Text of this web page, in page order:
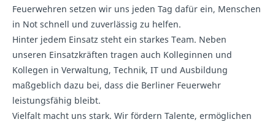
Feuerwehren setzen wir uns jeden Tag dafür ein, Menschen
in Not schnell und zuverlässig zu helfen.
Hinter jedem Einsatz steht ein starkes Team. Neben
unseren Einsatzkräften tragen auch Kolleginnen und
Kollegen in Verwaltung, Technik, IT und Ausbildung
maßgeblich dazu bei, dass die Berliner Feuerwehr
leistungsfähig bleibt.
Vielfalt macht uns stark. Wir fördern Talente, ermöglichen